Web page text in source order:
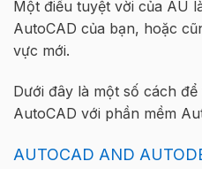
Một điều tuyệt vời của AU
AutoCAD của bạn, hoặc
vực mới.
Dưới đây là một số cách
AutoCAD với phần mềm
AUTOCAD AND